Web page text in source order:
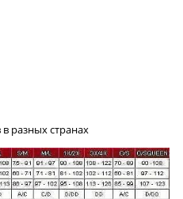
разных странах